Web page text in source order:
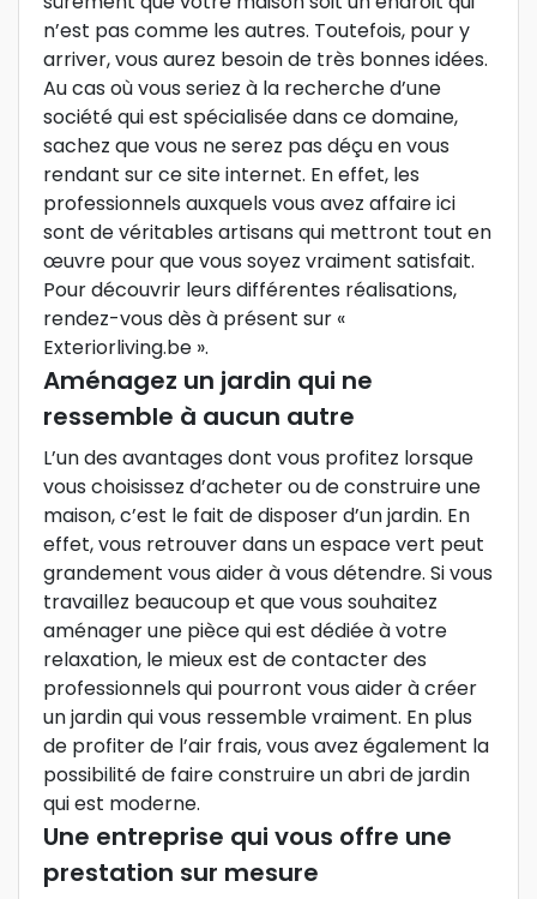
n’est pas comme les autres. Toutefois, pour y
arriver, vous aurez besoin de très bonnes idées.
Au cas où vous seriez à la recherche d’une
société qui est spécialisée dans ce domaine,
sachez que vous ne serez pas déçu en vous
rendant sur ce site internet. En effet, les
professionnels auxquels vous avez affaire ici
sont de véritables artisans qui mettront tout en
œuvre pour que vous soyez vraiment satisfait.
Pour découvrir leurs différentes réalisations,
rendez-vous dès à présent sur «
Exteriorliving.be ».
Aménagez un jardin qui ne
ressemble à aucun autre
L’un des avantages dont vous profitez lorsque
vous choisissez d’acheter ou de construire une
maison, c’est le fait de disposer d’un jardin. En
effet, vous retrouver dans un espace vert peut
grandement vous aider à vous détendre. Si vous
travaillez beaucoup et que vous souhaitez
aménager une pièce qui est dédiée à votre
relaxation, le mieux est de contacter des
professionnels qui pourront vous aider à créer
un jardin qui vous ressemble vraiment. En plus
de profiter de l’air frais, vous avez également la
possibilité de faire construire un abri de jardin
qui est moderne.
Une entreprise qui vous offre une
prestation sur mesure